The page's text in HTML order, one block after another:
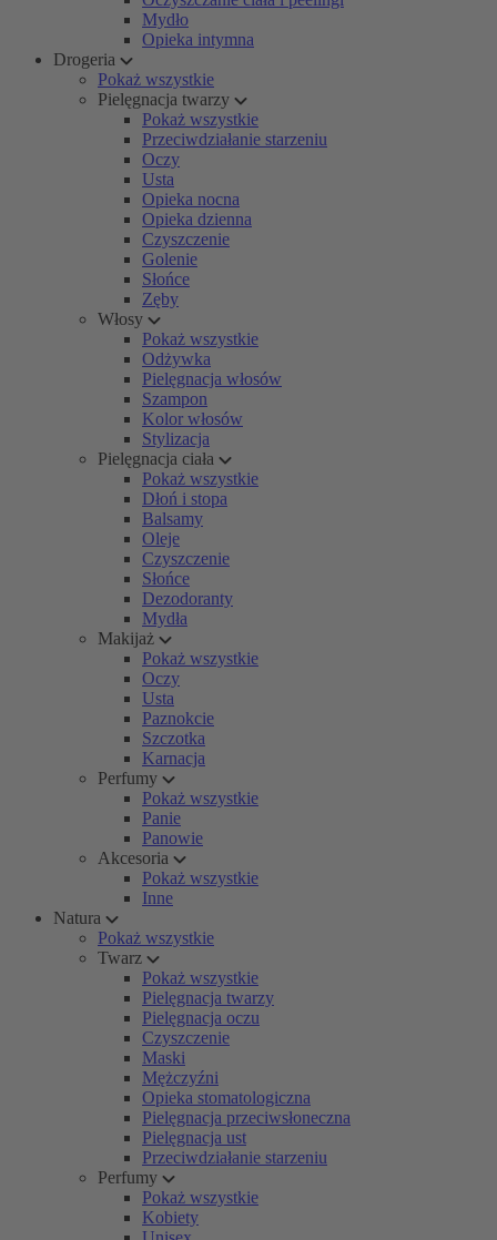
Mydło
Opieka intymna
Drogeria
Pokaż wszystkie
Pielęgnacja twarzy
Pokaż wszystkie
Przeciwdziałanie starzeniu
Oczy
Usta
Opieka nocna
Opieka dzienna
Czyszczenie
Golenie
Słońce
Zęby
Włosy
Pokaż wszystkie
Odżywka
Pielęgnacja włosów
Szampon
Kolor włosów
Stylizacja
Pielęgnacja ciała
Pokaż wszystkie
Dłoń i stopa
Balsamy
Oleje
Czyszczenie
Słońce
Dezodoranty
Mydła
Makijaż
Pokaż wszystkie
Oczy
Usta
Paznokcie
Szczotka
Karnacja
Perfumy
Pokaż wszystkie
Panie
Panowie
Akcesoria
Pokaż wszystkie
Inne
Natura
Pokaż wszystkie
Twarz
Pokaż wszystkie
Pielęgnacja twarzy
Pielęgnacja oczu
Czyszczenie
Maski
Mężczyźni
Opieka stomatologiczna
Pielęgnacja przeciwsłoneczna
Pielęgnacja ust
Przeciwdziałanie starzeniu
Perfumy
Pokaż wszystkie
Kobiety